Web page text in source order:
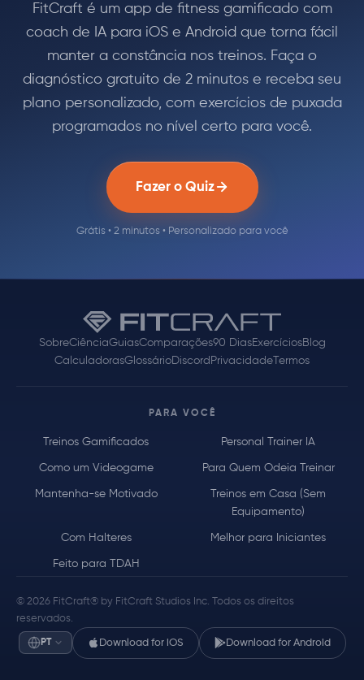
FitCraft é um app de fitness gamificado com
coach de IA para iOS e Android que torna fácil
manter a constância nos treinos. Faça o
diagnóstico gratuito de 2 minutos e receba seu
plano personalizado, com exercícios de puxada
programados no nível certo para você.
Fazer o Quiz
Grátis • 2 minutos • Personalizado para você
SobreCiênciaGuiasComparações90 DiasExercíciosBlog
CalculadorasGlossárioDiscord PrivacidadeTermos
PARA VOCÊ
Treinos Gamificados Personal Trainer IA
Como um Videogame Para Quem Odeia Treinar
Mantenha-se Motivado
Treinos em Casa (Sem
Equipamento)
Com Halteres Melhor para Iniciantes
Feito para TDAH
© 2026 FitCraft® by FitCraft Studios Inc. Todos os direitos
reservados.
PT Download for iOS Download for Android